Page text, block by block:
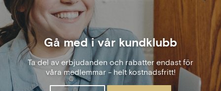
Gå med i vår kundklubb
Ta del av erbjudanden och rabatter endast för
våra medlemmar - helt kostnadsfritt!